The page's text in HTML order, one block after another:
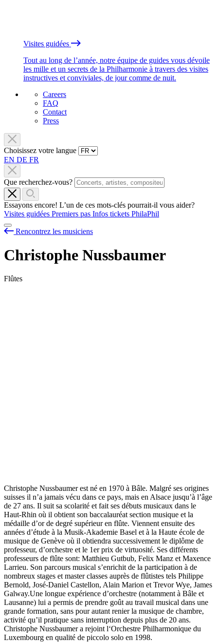
Visites guidées
Tout au long de l’année, notre équipe de guides vous dévoile
les mille et un secrets de la Philharmonie à travers des visites
instructives et conviviales, de jour comme de nuit.
Careers
FAQ
Contact
Press
Choisissez votre langue
EN DE FR
Que recherchez-vous?
Essayons encore! L’un de ces mots-clés pourrait-il vous aider?
Visites guidées Premiers pas Infos tickets PhilaPhil
Rencontrez les musiciens
Christophe Nussbaumer
Flûtes
Christophe Nussbaumer est né en 1970 à Bâle. Malgré ses origines
suisses il n’a jamais vécu dans ce pays, mais en Alsace jusqu’à l’âge
de 27 ans. Il suit sa scolarité et fait ses débuts musicaux dans le
Haut-Rhin où il obtient son baccalauréat section musique et la
médaille d’or de degré supérieur en flûte. Viennent ensuite des
années d’étude à la Musik-Akademie Basel et à la Haute école de
musique de Genève où il obtiendra successivement le diplôme de
professeur, d’orchestre et le 1er prix de virtuosité. Ses différents
professeurs de flûte sont: Matthieu Gutbub, Felix Manz et Maxence
Larrieu. Son parcours musical s’enrichit de la participation à de
nombreux stages et master classes auprès de flûtistes tels Philippe
Bernold, José-Daniel Castellon, Alain Marion et Trevor Wye, James
Galway.Une longue expérience d’orchestre (notamment à Bâle et
Lausanne) lui a permis de prendre goût au travail musical dans une
grande formation, sans pour autant renier la musique de chambre,
activité qu’il pratique sans interruption depuis plus de 20 ans.
Christophe Nussbaumer a rejoint l‘Orchestre Philharmonique du
Luxembourg en qualité de piccolo solo en 1998.